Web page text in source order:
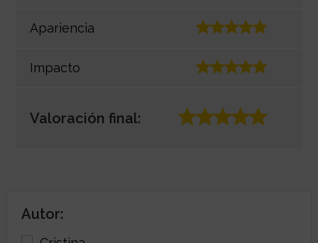
Apariencia
Impacto
Valoración final:
Autor: